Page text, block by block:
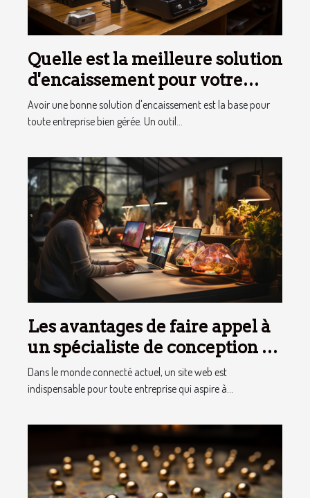
Quelle est la meilleure solution
d'encaissement pour votre
entreprise ?
Avoir une bonne solution d'encaissement est la base pour
toute entreprise bien gérée. Un outil...
Les avantages de faire appel à
un spécialiste de conception de
site web
Dans le monde connecté actuel, un site web est
indispensable pour toute entreprise qui aspire à...